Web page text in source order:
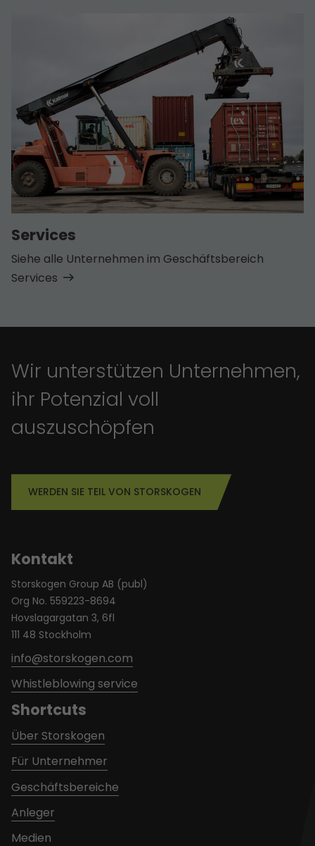
Services
Siehe alle Unternehmen im Geschäfts­bereich
Services
Wir unterstützen Unternehmen,
ihr Potenzial voll
auszuschöpfen
WERDEN SIE TEIL VON STORSKOGEN
Kontakt
Storskogen Group AB (publ)
Org No. 559223-8694
Hovslagargatan 3, 6fl
111 48 Stockholm
info@storskogen.com
Whistleblowing service
Shortcuts
Über Storskogen
Für Unternehmer
Geschäftsbereiche
Anleger
Medien